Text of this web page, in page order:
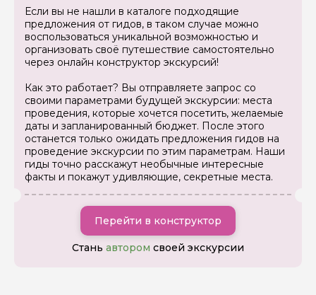
Если вы не нашли в каталоге подходящие
предложения от гидов, в таком случае можно
воспользоваться уникальной возможностью и
организовать своё путешествие самостоятельно
через онлайн конструктор экскурсий!
Как это работает? Вы отправляете запрос со
своими параметрами будущей экскурсии: места
проведения, которые хочется посетить, желаемые
даты и запланированный бюджет. После этого
останется только ожидать предложения гидов на
проведение экскурсии по этим параметрам. Наши
гиды точно расскажут необычные интересные
факты и покажут удивляющие, секретные места.
Перейти в конструктор
Стань автором своей экскурсии